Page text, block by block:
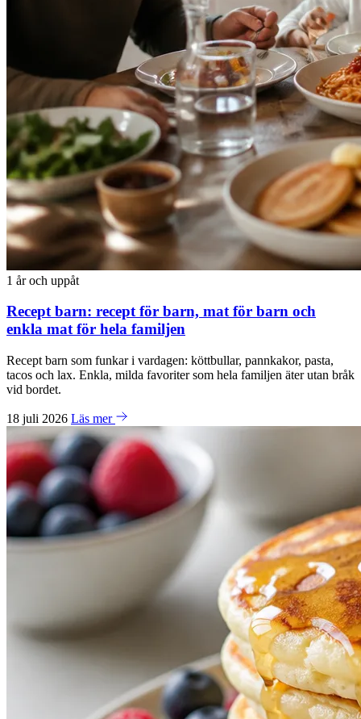
1 år och uppåt
Recept barn: recept för barn, mat för barn och
enkla mat för hela familjen
Recept barn som funkar i vardagen: köttbullar, pannkakor, pasta,
tacos och lax. Enkla, milda favoriter som hela familjen äter utan bråk
vid bordet.
18 juli 2026 Läs mer